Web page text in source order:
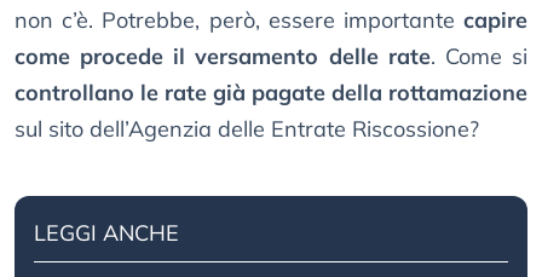
non c’è. Potrebbe, però, essere importante capire
come procede il versamento delle rate. Come si
controllano le rate già pagate della rottamazione
sul sito dell’Agenzia delle Entrate Riscossione?
LEGGI ANCHE